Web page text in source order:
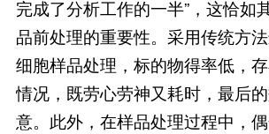
完成了分析工作的一半”，这恰如
品前处理的重要性。采用传统方
细胞样品处理，标的物得率低，
情况，既劳心劳神又耗时，最后
意。此外，在样品处理过程中，